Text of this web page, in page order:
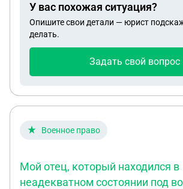
герпесные обострения. Подскажите
может ли это заболевание быть
увольнения с военной службы?
У вас похожая ситуация?
Опишите свои детали — юрист
делать.
Задать свой вопрос
Военное право
Мой отец, который находился в
неадекватном состоянии под